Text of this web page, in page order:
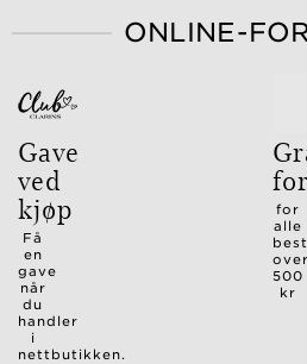
ONLINE-
Gave
ved
kjøp
Få
en
gave
når
du
handler
i
nettbutikken.
for
alle
over
500
kr